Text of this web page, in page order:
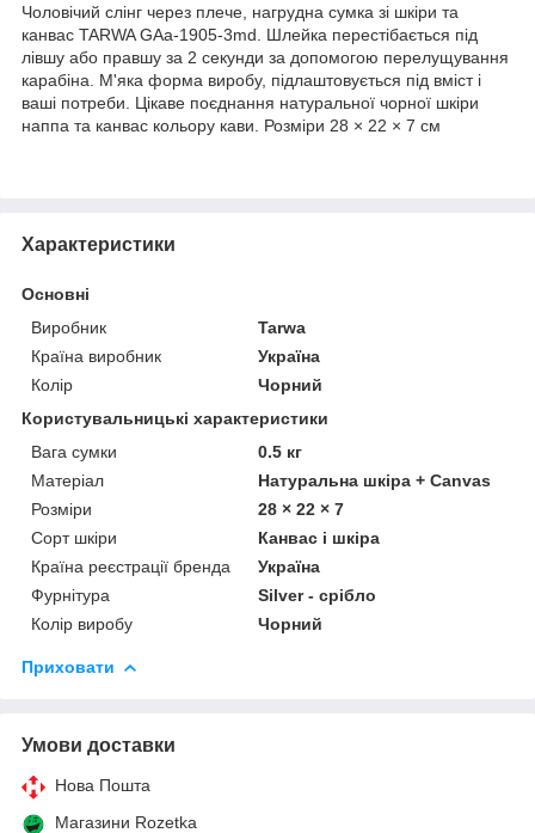
Чоловічий слінг через плече, нагрудна сумка зі шкіри та
канвас TARWA GAa-1905-3md. Шлейка перестібається під
лівшу або правшу за 2 секунди за допомогою перелущування
карабіна. М'яка форма виробу, підлаштовується під вміст і
ваші потреби. Цікаве поєднання натуральної чорної шкіри
наппа та канвас кольору кави. Розміри 28 × 22 × 7 см
Характеристики
Основні
Виробник
Tarwa
Країна виробник
Україна
Колір
Чорний
Користувальницькі характеристики
Вага сумки
0.5 кг
Матеріал
Натуральна шкіра + Canvas
Розміри
28 × 22 × 7
Сорт шкіри
Канвас і шкіра
Країна реєстрації бренда
Україна
Фурнітура
Silver - срібло
Колір виробу
Чорний
Приховати
Умови доставки
Нова Пошта
Магазини Rozetka